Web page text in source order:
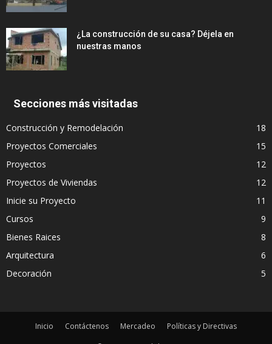
¿La construcción de su casa? Déjela en
nuestras manos
Secciones más visitadas
Construcción y Remodelación
18
Proyectos Comerciales
15
Proyectos
12
Proyectos de Viviendas
12
Inicie su Proyecto
11
Cursos
9
Bienes Raices
8
Arquitectura
6
Decoración
5
Inicio Contáctenos Mercadeo
Políticas y Directivas